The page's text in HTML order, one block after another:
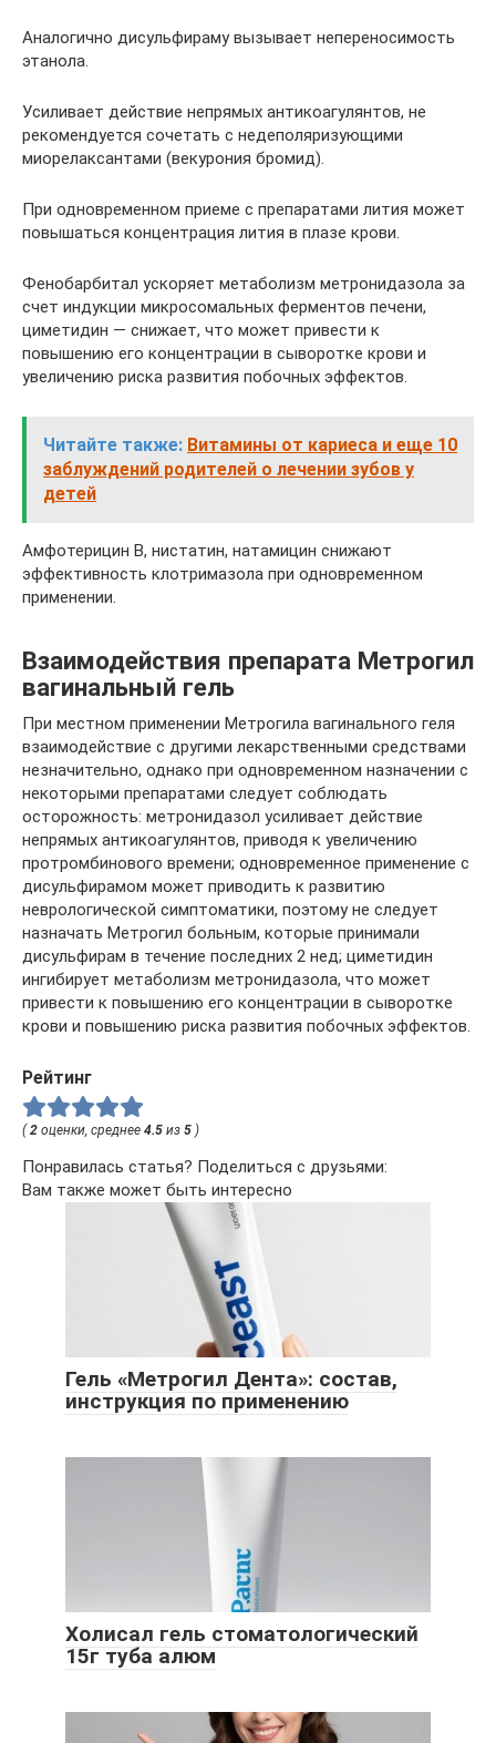
Аналогично дисульфираму вызывает непереносимость
этанола.
Усиливает действие непрямых антикоагулянтов, не
рекомендуется сочетать с недеполяризующими
миорелаксантами (векурония бромид).
При одновременном приеме с препаратами лития может
повышаться концентрация лития в плазе крови.
Фенобарбитал ускоряет метаболизм метронидазола за
счет индукции микросомальных ферментов печени,
циметидин — снижает, что может привести к
повышению его концентрации в сыворотке крови и
увеличению риска развития побочных эффектов.
Читайте также: Витамины от кариеса и еще 10
заблуждений родителей о лечении зубов у
детей
Амфотерицин В, нистатин, натамицин снижают
эффективность клотримазола при одновременном
применении.
Взаимодействия препарата Метрогил
вагинальный гель
При местном применении Метрогила вагинального геля
взаимодействие с другими лекарственными средствами
незначительно, однако при одновременном назначении с
некоторыми препаратами следует соблюдать
осторожность: метронидазол усиливает действие
непрямых антикоагулянтов, приводя к увеличению
протромбинового времени; одновременное применение с
дисульфирамом может приводить к развитию
неврологической симптоматики, поэтому не следует
назначать Метрогил больным, которые принимали
дисульфирам в течение последних 2 нед; циметидин
ингибирует метаболизм метронидазола, что может
привести к повышению его концентрации в сыворотке
крови и повышению риска развития побочных эффектов.
Рейтинг
(2 оценки, среднее 4.5 из 5 )
Понравилась статья? Поделиться с друзьями:
Вам также может быть интересно
Гель «Метрогил Дента»: состав,
инструкция по применению
Холисал гель стоматологический
15г туба алюм